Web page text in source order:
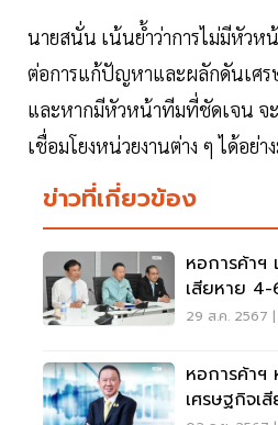
นายสนั่น เน้นย้ำว่าการไม่มีหัวห
ต่อการแก้ปัญหาและผลักดันเศร
และหากมีหัวหน้าทีมที่ชัดเจน จ
เชื่อมโยงหน่วยงานต่าง ๆ ได้อย่
ข่าวที่เกี่ยวข้อง
หอการค้าฯ
เสียหาย 4-
แผนรับมือ
29 ส.ค. 2567
หอการค้าฯ
เศรษฐกิจเ